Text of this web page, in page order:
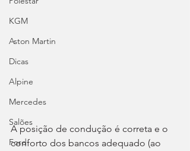
KGM
Aston Martin
Dicas
Alpine
Mercedes
Salões
Ford
A posição de condução é correta e o
conforto dos bancos adequado (ao